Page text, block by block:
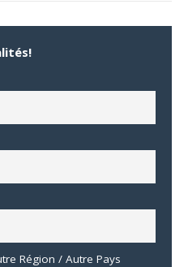
Région / Autre Pays